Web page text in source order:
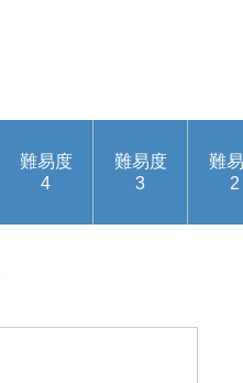
難易度
4
難易度
3
難
2